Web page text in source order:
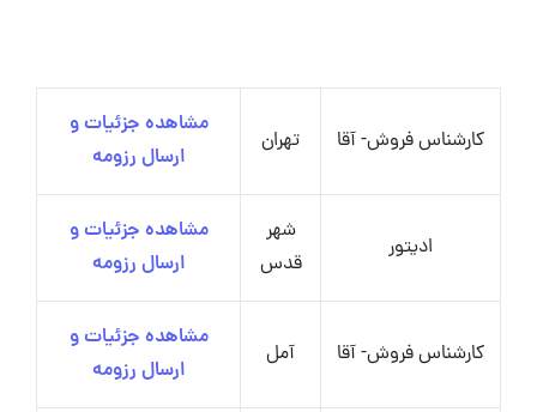
کارشناس فروش- آقا تهران
مشاهده جزئیات و
ارسال رزومه
ادیتور
شهر
قدس
مشاهده جزئیات و
ارسال رزومه
کارشناس فروش- آقا آمل
مشاهده جزئیات و
ارسال رزومه